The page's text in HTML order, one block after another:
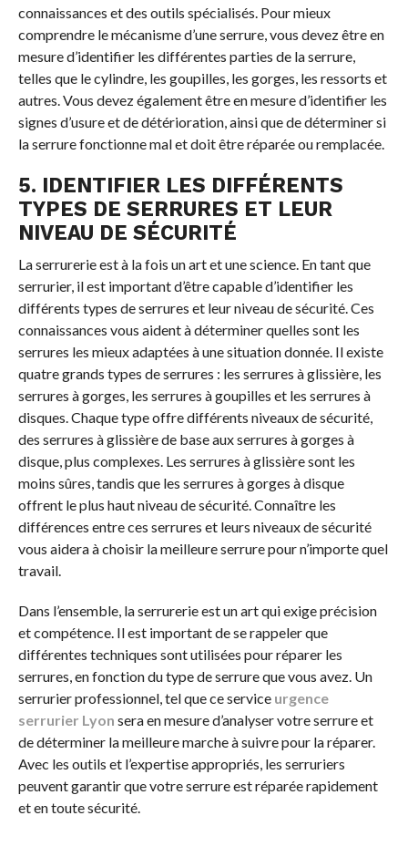
connaissances et des outils spécialisés. Pour mieux
comprendre le mécanisme d’une serrure, vous devez être en
mesure d’identifier les différentes parties de la serrure,
telles que le cylindre, les goupilles, les gorges, les ressorts et
autres. Vous devez également être en mesure d’identifier les
signes d’usure et de détérioration, ainsi que de déterminer si
la serrure fonctionne mal et doit être réparée ou remplacée.
5. IDENTIFIER LES DIFFÉRENTS
TYPES DE SERRURES ET LEUR
NIVEAU DE SÉCURITÉ
La serrurerie est à la fois un art et une science. En tant que
serrurier, il est important d’être capable d’identifier les
différents types de serrures et leur niveau de sécurité. Ces
connaissances vous aident à déterminer quelles sont les
serrures les mieux adaptées à une situation donnée. Il existe
quatre grands types de serrures : les serrures à glissière, les
serrures à gorges, les serrures à goupilles et les serrures à
disques. Chaque type offre différents niveaux de sécurité,
des serrures à glissière de base aux serrures à gorges à
disque, plus complexes. Les serrures à glissière sont les
moins sûres, tandis que les serrures à gorges à disque
offrent le plus haut niveau de sécurité. Connaître les
différences entre ces serrures et leurs niveaux de sécurité
vous aidera à choisir la meilleure serrure pour n’importe quel
travail.
Dans l’ensemble, la serrurerie est un art qui exige précision
et compétence. Il est important de se rappeler que
différentes techniques sont utilisées pour réparer les
serrures, en fonction du type de serrure que vous avez. Un
serrurier professionnel, tel que ce service urgence
serrurier Lyon sera en mesure d’analyser votre serrure et
de déterminer la meilleure marche à suivre pour la réparer.
Avec les outils et l’expertise appropriés, les serruriers
peuvent garantir que votre serrure est réparée rapidement
et en toute sécurité.